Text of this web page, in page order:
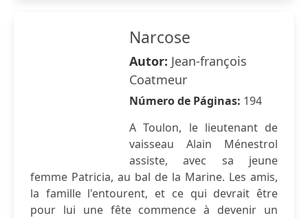
Narcose
Autor: Jean-françois
Coatmeur
Número de Páginas: 194
A Toulon, le lieutenant de
vaisseau Alain Ménestrol
assiste, avec sa jeune
femme Patricia, au bal de la Marine. Les amis,
la famille l'entourent, et ce qui devrait être
pour lui une fête commence à devenir un